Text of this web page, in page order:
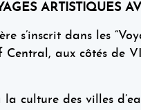
ARTISTIQUES
s’inscrit dans les
aux côtés de
des villes